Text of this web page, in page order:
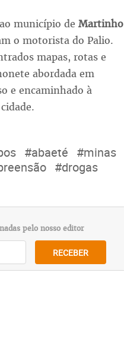
município de Martinho
o motorista do Palio.
mapas, rotas e
abordada em
e encaminhado à
#abaeté #minas
#drogas
pelo nosso editor
RECEBER